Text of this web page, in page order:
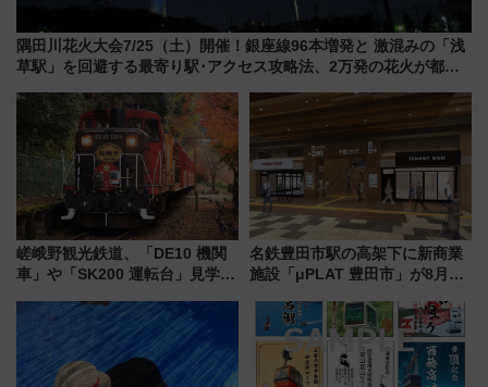
隅田川花火大会7/25（土）開催！銀座線96本増発と 激混みの「浅
草駅」を回避する最寄り駅･アクセス攻略法、2万発の花火が都心
嵯峨野観光鉄道、「DE10 機関
車」や「SK200 運転台」見学ツ
トの一環で激レア体験できちゃ
うかも 参加方法やスケジュール
をご紹介
名鉄豊田市駅の高架下に新商業
施設「μPLAT 豊田市」が8月26
たな玄関口へ